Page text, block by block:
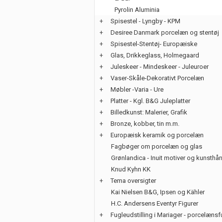
Pyrolin Aluminia
+
Spisestel - Lyngby - KPM
+
Desiree Danmark porcelæn og stentøj
+
Spisestel-Stentøj- Europæiske
+
Glas, Drikkeglass, Holmegaard
+
Juleskeer - Mindeskeer - Juleuroer
+
Vaser-Skåle-Dekorativt Porcelæn
+
Møbler -Varia - Ure
+
Platter - Kgl. B&G Juleplatter
+
Billedkunst: Malerier, Grafik
+
Bronze, kobber, tin m.m.
+
Europæisk keramik og porcelæn
Fagbøger om porcelæn og glas
Grønlandica - Inuit motiver og
Knud Kyhn KK
+
Tema oversigter
Kai Nielsen B&G, Ipsen og Kähler
H.C. Andersens Eventyr Figurer
+
Fugleudstilling i Mariager -